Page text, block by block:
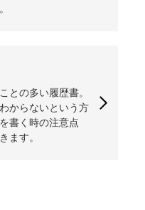
との多い履歴書。
からないという方
書く時の注意点
ます。